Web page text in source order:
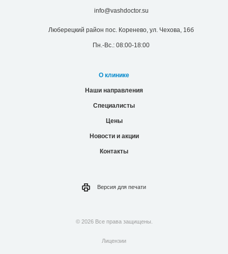
info@vashdoctor.su
Люберецкий район пос. Коренево, ул. Чехова, 16б
Пн.-Вс.: 08:00-18:00
О клинике
Наши направления
Специалисты
Цены
Новости и акции
Контакты
Версия для печати
© 2026 Все права защищены.
Лицензии